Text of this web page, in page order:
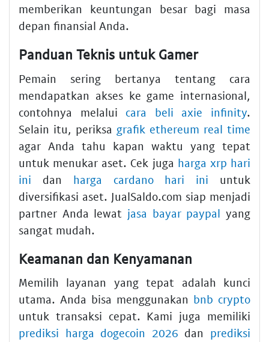
memberikan keuntungan besar bagi masa
depan finansial Anda.
Panduan Teknis untuk Gamer
Pemain sering bertanya tentang cara
mendapatkan akses ke game internasional,
contohnya melalui cara beli axie infinity.
Selain itu, periksa grafik ethereum real time
agar Anda tahu kapan waktu yang tepat
untuk menukar aset. Cek juga harga xrp hari
ini dan harga cardano hari ini untuk
diversifikasi aset. JualSaldo.com siap menjadi
partner Anda lewat jasa bayar paypal yang
sangat mudah.
Keamanan dan Kenyamanan
Memilih layanan yang tepat adalah kunci
utama. Anda bisa menggunakan bnb crypto
untuk transaksi cepat. Kami juga memiliki
prediksi harga dogecoin 2026 dan prediksi